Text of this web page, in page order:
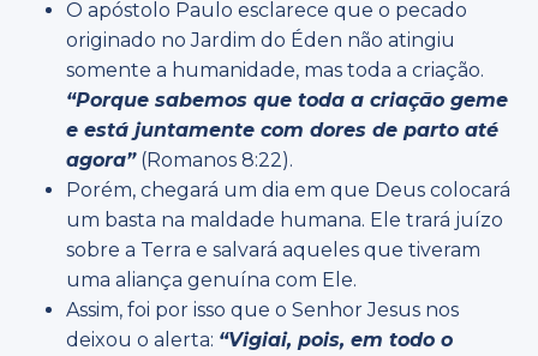
O apóstolo Paulo esclarece que o pecado
originado no Jardim do Éden não atingiu
somente a humanidade, mas toda a criação.
“Porque sabemos que toda a criação geme
e está juntamente com dores de parto até
agora”(Romanos 8:22).
Porém, chegará um dia em que Deus colocará
um basta na maldade humana. Ele trará juízo
sobre a Terra e salvará aqueles que tiveram
uma aliança genuína com Ele.
Assim, foi por isso que o Senhor Jesus nos
deixou o alerta: “Vigiai, pois, em todo o